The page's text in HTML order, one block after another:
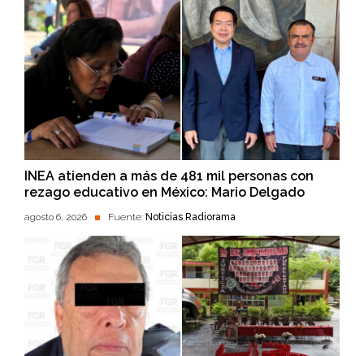
INEA atienden a más de 481 mil personas con
rezago educativo en México: Mario Delgado
agosto 6, 2026 Fuente: Noticias Radiorama